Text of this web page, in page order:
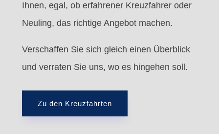
Ihnen, egal, ob erfahrener Kreuzfahrer oder
Neuling, das richtige Angebot machen.
Verschaffen Sie sich gleich einen Überblick
und verraten Sie uns, wo es hingehen soll.
Zu den Kreuzfahrten